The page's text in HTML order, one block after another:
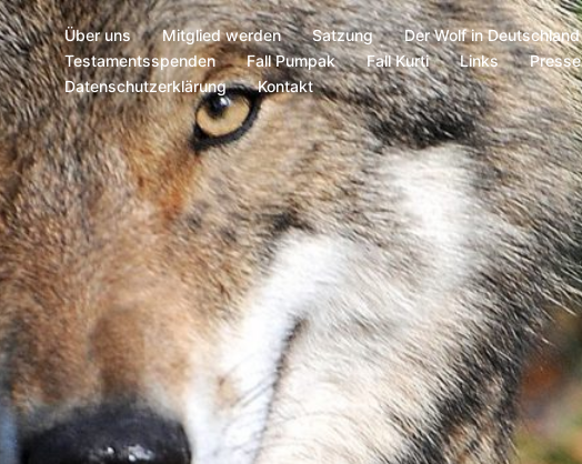
Über uns Mitglied werden Satzung Der Wolf in Deutschland
Testamentsspenden
Fall Pumpak Fall Kurti Links Presse
Datenschutzerklärung
Kontakt